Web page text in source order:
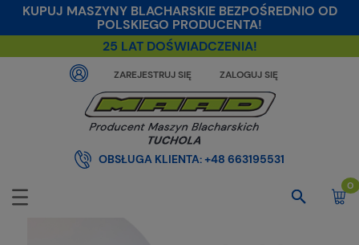
KUPUJ MASZYNY BLACHARSKIE BEZPOŚREDNIO OD
POLSKIEGO PRODUCENTA!
25 LAT DOŚWIADCZENIA!
ZAREJESTRUJ SIĘ ZALOGUJ SIĘ
OBSŁUGA KLIENTA:+48 663195531